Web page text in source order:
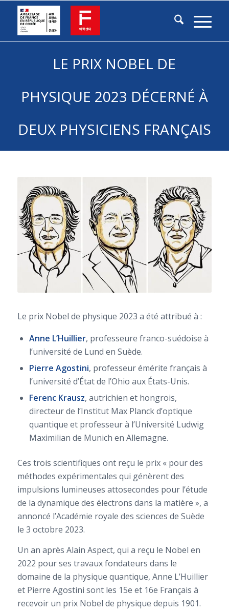
LE PRIX NOBEL DE
PHYSIQUE 2023 DÉCERNÉ À
DEUX PHYSICIENS FRANÇAIS
Le prix Nobel de physique 2023 a été attribué à :
Anne L’Huillier, professeure franco-suédoise à
l’université de Lund en Suède.
Pierre Agostini, professeur émérite français à
l’université d’État de l’Ohio aux États-Unis.
Ferenc Krausz, autrichien et hongrois,
directeur de l’Institut Max Planck d’optique
quantique et professeur à l’Université Ludwig
Maximilian de Munich en Allemagne.
Ces trois scientifiques ont reçu le prix « pour des
méthodes expérimentales qui génèrent des
impulsions lumineuses attosecondes pour l’étude
de la dynamique des électrons dans la matière », a
annoncé l’Académie royale des sciences de Suède
le 3 octobre 2023.
Un an après Alain Aspect, qui a reçu le Nobel en
2022 pour ses travaux fondateurs dans le
domaine de la physique quantique, Anne L’Huillier
et Pierre Agostini sont les 15e et 16e Français à
recevoir un prix Nobel de physique depuis 1901.